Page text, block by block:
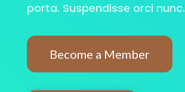
porta. Suspendisse orci nunc.
Become a Member